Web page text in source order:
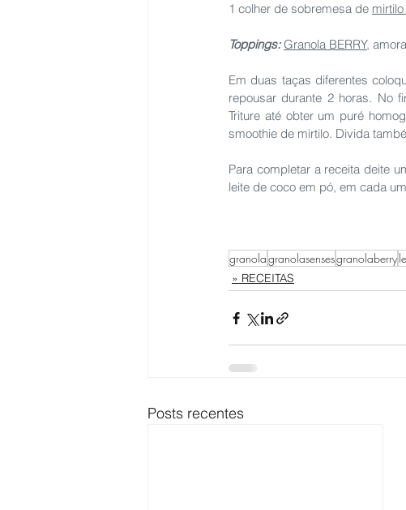
1 colher de sobremesa de
Toppings: Granola BERRY,
Em duas taças diferentes
repousar durante 2 horas. No
Triture até obter um puré
smoothie de mirtilo. Divida
Para completar a receita deite
leite de coco em pó, em cada
granolagranolasensesgranolaberry
» RECEITAS
Posts recentes